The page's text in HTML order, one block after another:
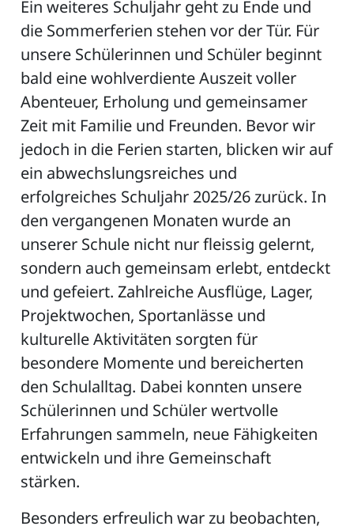
Ein weiteres Schuljahr geht zu Ende und
die Sommerferien stehen vor der Tür. Für
unsere Schülerinnen und Schüler beginnt
bald eine wohlverdiente Auszeit voller
Abenteuer, Erholung und gemeinsamer
Zeit mit Familie und Freunden. Bevor wir
jedoch in die Ferien starten, blicken wir auf
ein abwechslungsreiches und
erfolgreiches Schuljahr 2025/26 zurück. In
den vergangenen Monaten wurde an
unserer Schule nicht nur fleissig gelernt,
sondern auch gemeinsam erlebt, entdeckt
und gefeiert. Zahlreiche Ausflüge, Lager,
Projektwochen, Sportanlässe und
kulturelle Aktivitäten sorgten für
besondere Momente und bereicherten
den Schulalltag. Dabei konnten unsere
Schülerinnen und Schüler wertvolle
Erfahrungen sammeln, neue Fähigkeiten
entwickeln und ihre Gemeinschaft
stärken.
Besonders erfreulich war zu beobachten,